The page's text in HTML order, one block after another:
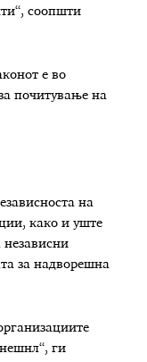
соопшти
е во
почитување на
на
како и уште
независни
за надворешна
ги